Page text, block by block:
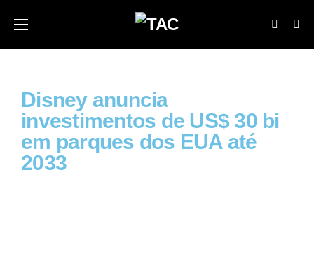
Disney anuncia
investimentos de US$ 30 bi
em parques dos EUA até
2033